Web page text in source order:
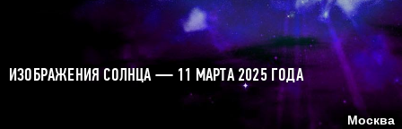
ИЗОБРАЖЕНИЯ СОЛНЦА — 11 МАРТА 2025 ГОДА
Москва